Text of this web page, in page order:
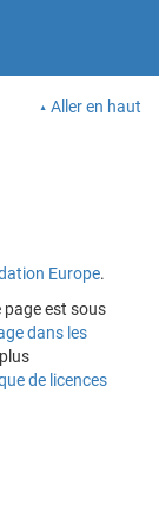
Aller en haut
Europe.
est sous
dans les
de licences